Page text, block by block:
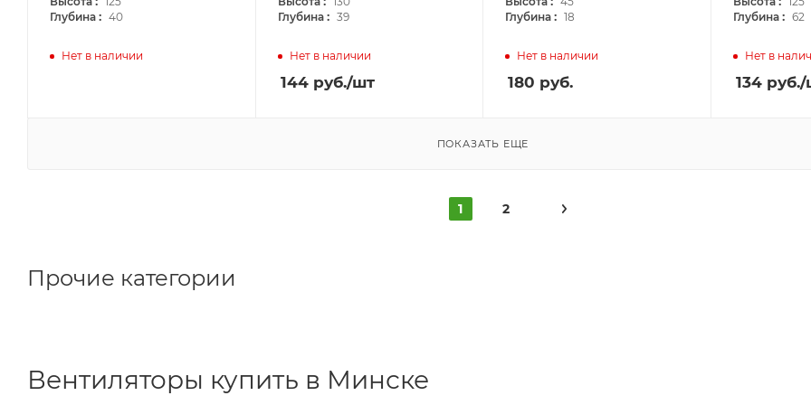
Глубина : 40
Нет в наличии
Глубина : 39
Нет в наличии
144руб./шт
Глубина : 18
Нет в наличии
180 руб.
Глубина : 62
Нет в
134руб./
ПОКАЗАТЬ ЕЩЕ
1 2
Прочие категории
Вентиляторы купить в Минске